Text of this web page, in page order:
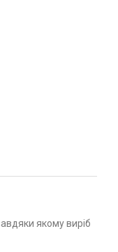
якому виріб